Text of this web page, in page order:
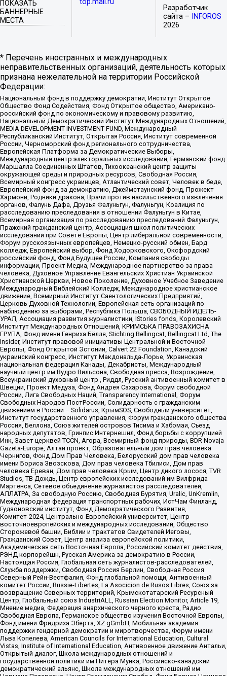
ПОКАЗАТЬ
БАННЕРНЫЕ
МЕСТА
top.mail.ru
Разработчик
сайта –
INFOROS
2026
* Перечень иностранных и международных
неправительственных организаций, деятельность которых
признана нежелательной на территории Российской
Федерации:
Национальный фонд в поддержку демократии, Институт Открытое
Общество Фонд Содействия, Фонд Открытое общество, Американо-
российский фонд по экономическому и правовому развитию,
Национальный Демократический Институт Международных Отношений,
MEDIA DEVELOPMENT INVESTMENT FUND, Международный
Республиканский Институт, Открытая Россия, Институт современной
России, Черноморский фонд регионального сотрудничества,
Европейская Платформа за Демократические Выборы,
Международный центр электоральных исследований, Германский фонд
Маршалла Соединенных Штатов, Тихоокеанский центр защиты
окружающей среды и природных ресурсов, Свободная Россия,
Всемирный конгресс украинцев, Атлантический совет, Человек в беде,
Европейский фонд за демократию, Джеймстаунский фонд, Прожект
Хармони, Родники дракона, Врачи против насильственного извлечения
органов, Фалунь Дафа, Друзья Фалуньгун, Фалуньгун, Коалиция по
расследованию преследования в отношении Фалуньгун в Китае,
Всемирная организация по расследованию преследований Фалуньгун,
Пражский гражданский центр, Ассоциация школ политических
исследований при Совете Европы, Центр либеральной современности,
Форум русскоязычных европейцев, Немецко-русский обмен, Бард
колледж, Европейский выбор, Фонд Ходорковского, Оксфордский
российский фонд, Фонд Будущее России, Компания свободы
информации, Проект Медиа, Международное партнерство за права
человека, Духовное Управление Евангельских Христиан Украинской
Христианской Церкви, Новое Поколение, Духовное Учебное Заведение
Международный Библейский Колледж, Международное христианское
движение, Всемирный Институт Саентологических Предприятий,
Церковь Духовной Технологии, Европейская сеть организаций по
наблюдению за выборами, Республика Польша, СВОБОДНЫЙ ИДЕЛЬ-
УРАЛ, Ассоциация развития журналистики, IStories fonds, Королевский
Институт Международных Отношений, КРИМСЬКА ПРАВОЗАХИСНА
ГРУПА, Фонд имени Генриха Бёлля, Stichting Bellingcat, Bellingcat Ltd, The
Insider, Институт правовой инициативы Центральной и Восточной
Европы, Фонд Открытой Эстонии, Calvert 22 Foundation, Канадский
украинский конгресс, Институт Макдональда-Лорье, Украинская
национальная федерация Канады, Декабристы, Международный
научный центр им Вудро Вильсона, Свободная пресса, Возрождение,
Всеукраинский духовный центр , Риддл, Русский антивоенный комитет в
Швеции, Проект Медуза, Фонд Андрея Сахарова, Форум свободной
России, Лига Свободных Наций, Transparеncy International, Форум
Свободных Народов ПостРоссии, Солидарность с гражданским
движением в России – Solidarus, КрымSOS, Свободный университет,
Институт государственного управления, Форум гражданского общества
Россия, Беллона, Союз жителей островов Тисима и Хабомаи, Съезд
народных депутатов, Гринпис Интернешнл, Фонд борьбы с коррупцией
Инк, Завет церквей TCCN, Агора, Всемирный фонд природы, BDR Novaja
Gazeta-Europe, Алтай проект, Образовательный дом прав человека
Чернигов, Фонд Дом Прав Человека, Белорусский дом прав человека
имени Бориса Звозскова, Дом прав человека Тбилиси, Дом прав
человека Ереван, Дом прав человека Крым, Центр дикого лосося, TVR
Studios, ТВ Дождь, Центр европейских исследований им Вилфрида
Мартенса, Сетевое объединение журналистов расследователей,
АЛЛАТРА, За свободную Россию, Свободная Бурятия, Uralic, UnKremlin,
Международная федерация транспортных рабочих, ИстЧам Финланд,
Гудзоновский институт, Фонд Демократического Развития,
Комитет-2024, Центрально-Европейский университет, Центр
восточноевропейских и международных исследований, Общество
Сторожевой башни, Библии и трактатов Свидетелей Иеговы,
Гражданский Совет, Центр анализа европейской политики,
Академическая сеть Восточная Европа, Российский комитет действия,
РЭНД корпорейшн, Русская Америка за демократию в России,
Настоящая Россия, Глобальная сеть журналистов-расследователей,
Служба поддержки, Свободная Россия Берлин, Свободная Россия
Северный Рейн-Вестфалия, Фонд глобальной помощи, Антивоенный
комитет России, Russie-Libertes, La Asocicion de Rusos Libres, Союз за
возвращение Северных территорий, Крымскотатарский Ресурсный
Центр, Глобальный союз IndustriALL, Russian Election Monitor, Article 19,
Мнение медиа, Федерация анархического черного креста, Радио
Свободная Европа, Германское общество изучения Восточной Европы,
Фонд имени Фридриха Эберта, XZ gGmbH, Мобильная академия
поддержки гендерной демократии и миротворчества, Форум имени
Льва Копелева, American Councils for International Education, Cultural
Vistas, Institute of International Education, Антивоенное движение Антальи,
Открытый диалог, Школа международных отношений и
государственной политики им Питера Мунка, Российско-канадский
демократический альянс, Школа международных отношений им